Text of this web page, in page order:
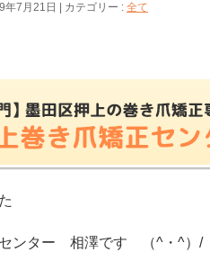
年7月21日 カテゴリー : 全て
ンター 相澤です （^・^）/